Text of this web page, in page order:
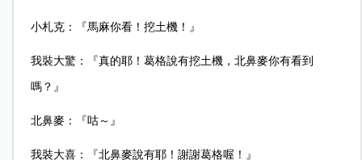
小札克：『馬麻你看！挖土機！』
我裝大驚：『真的耶！葛格說有挖土機，北鼻麥你有看到
嗎？』
北鼻麥：『咕～』
我裝大喜：『北鼻麥說有耶！謝謝葛格喔！』